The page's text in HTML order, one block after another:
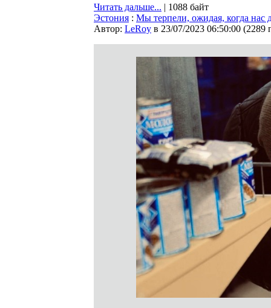
Читать дальше... | 1088 байт
Эстония : Мы терпели, ожидая, когда нас
Автор: LeRoy в 23/07/2023 06:50:00 (2289